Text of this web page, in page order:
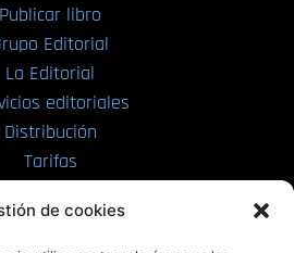
de cookies
Publicar libro
Editorial
La Editorial
editoriales
Distribución
Tarifas